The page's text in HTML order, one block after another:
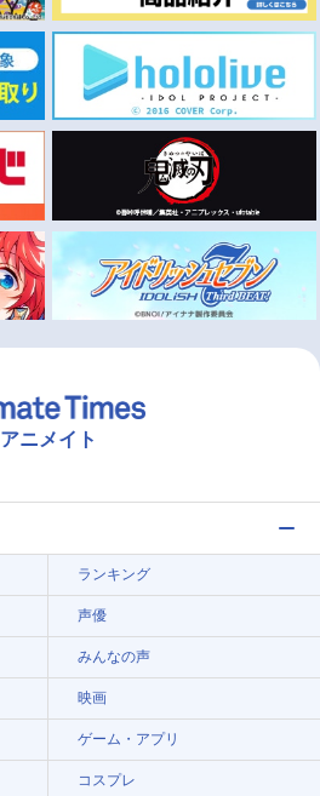
アニメイト
ランキング
声優
みんなの声
映画
ゲーム・アプリ
コスプレ